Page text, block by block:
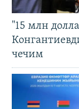
"15 млн
чечим